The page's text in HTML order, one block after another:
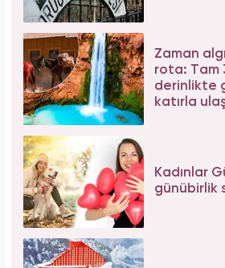
Zaman
rota: Tam
derinlikte
katırla
Kadınlar
günübirlik